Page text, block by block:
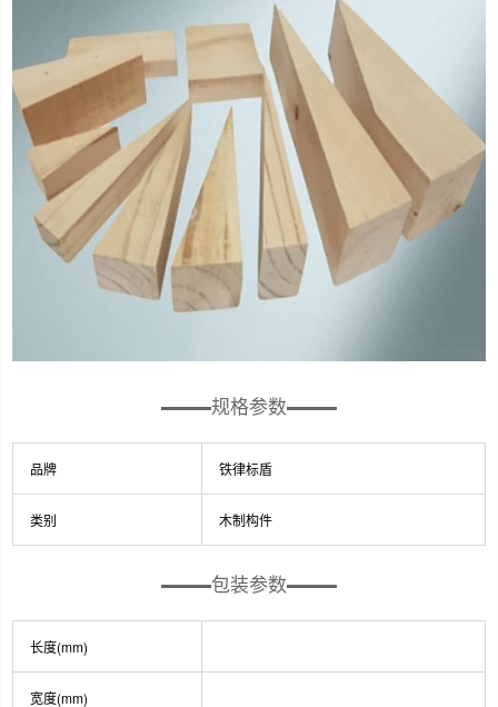
规格参数
品牌 铁律标盾
类别 木制构件
包装参数
长度(mm)
宽度(mm)